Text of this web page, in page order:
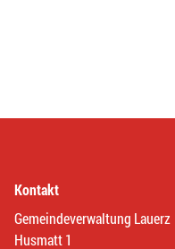
Kontakt
Gemeindeverwaltung Lauerz
Husmatt 1